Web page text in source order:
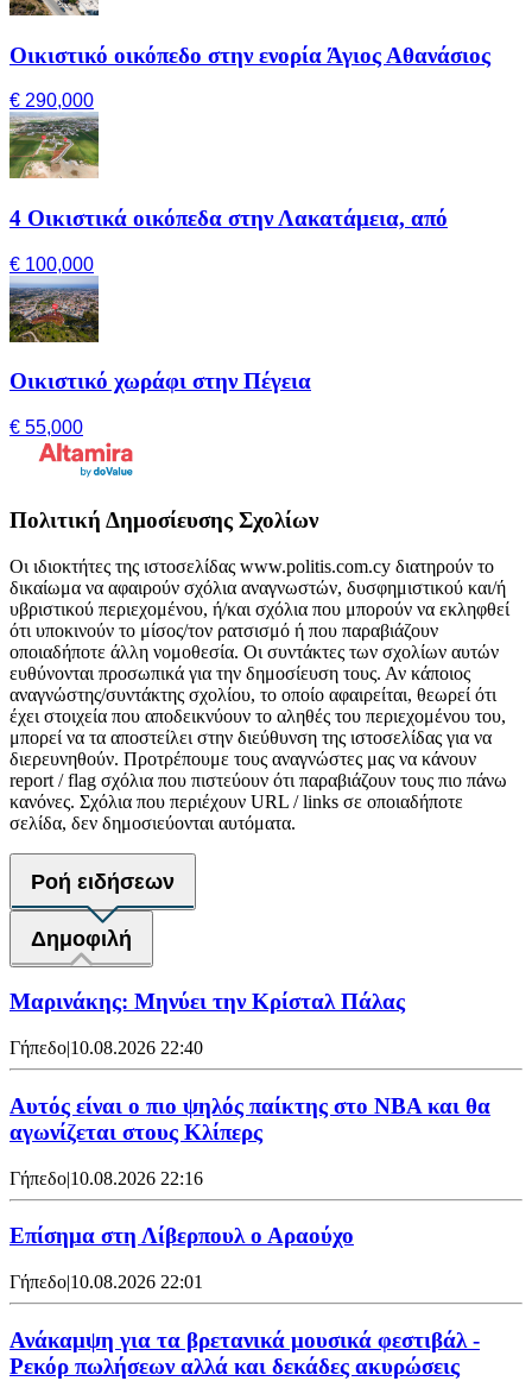
Οικιστικό οικόπεδο στην ενορία Άγιος Αθανάσιος
€ 290,000
4 Οικιστικά οικόπεδα στην Λακατάμεια, από
€ 100,000
Οικιστικό χωράφι στην Πέγεια
€ 55,000
Πολιτική Δημοσίευσης Σχολίων
Οι ιδιοκτήτες της ιστοσελίδας www.politis.com.cy διατηρούν το
δικαίωμα να αφαιρούν σχόλια αναγνωστών, δυσφημιστικού και/ή
υβριστικού περιεχομένου, ή/και σχόλια που μπορούν να εκληφθεί
ότι υποκινούν το μίσος/τον ρατσισμό ή που παραβιάζουν
οποιαδήποτε άλλη νομοθεσία. Οι συντάκτες των σχολίων αυτών
ευθύνονται προσωπικά για την δημοσίευση τους. Αν κάποιος
αναγνώστης/συντάκτης σχολίου, το οποίο αφαιρείται, θεωρεί ότι
έχει στοιχεία που αποδεικνύουν το αληθές του περιεχομένου του,
μπορεί να τα αποστείλει στην διεύθυνση της ιστοσελίδας για να
διερευνηθούν. Προτρέπουμε τους αναγνώστες μας να κάνουν
report / flag σχόλια που πιστεύουν ότι παραβιάζουν τους πιο πάνω
κανόνες. Σχόλια που περιέχουν URL / links σε οποιαδήποτε
σελίδα, δεν δημοσιεύονται αυτόματα.
Ροή ειδήσεων
Δημοφιλή
Μαρινάκης: Μηνύει την Κρίσταλ Πάλας
Γήπεδο|10.08.2026 22:40
Αυτός είναι ο πιο ψηλός παίκτης στο NBA και θα
αγωνίζεται στους Κλίπερς
Γήπεδο|10.08.2026 22:16
Επίσημα στη Λίβερπουλ ο Αραούχο
Γήπεδο|10.08.2026 22:01
Ανάκαμψη για τα βρετανικά μουσικά φεστιβάλ -
Ρεκόρ πωλήσεων αλλά και δεκάδες ακυρώσεις